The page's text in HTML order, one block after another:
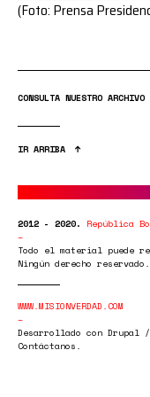
(Foto: Prensa
CONSULTA NUESTRO
IR ARRIBA
2012 - 2020. República
Todo el material puede
Ningún derecho reservado.
WWW.MISIONVERDAD.COM
Desarrollado con Drupal /
Contáctanos.